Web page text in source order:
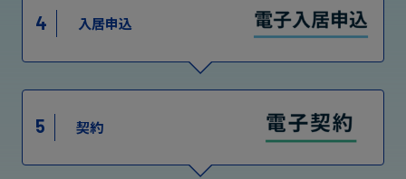
4 入居申込
5 契約